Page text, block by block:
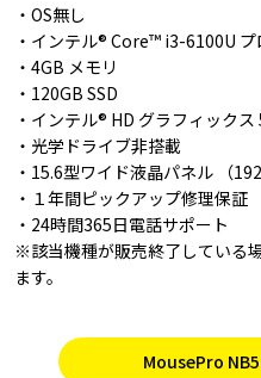
・OS無し
・インテル® Core™ i3-6100U
・4GB メモリ
・120GB SSD
・インテル® HD グラフィックス
・光学ドライブ非搭載
・15.6型ワイド液晶パネル （
・１年間ピックアップ修理保証
・24時間365日電話サポート
※該当機種が販売終了している
ます。
MousePro